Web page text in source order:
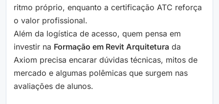
ritmo próprio, enquanto a certificação ATC reforça
o valor profissional.
Além da logística de acesso, quem pensa em
investir na Formação em Revit Arquitetura da
Axiom precisa encarar dúvidas técnicas, mitos de
mercado e algumas polêmicas que surgem nas
avaliações de alunos.